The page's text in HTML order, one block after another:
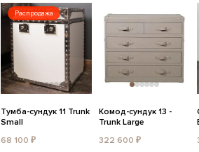
Распродажа
Тумба-сундук 11 Trunk
Small
68 100 ₽
Комод-сундук 13 -
Trunk Large
322 600 ₽